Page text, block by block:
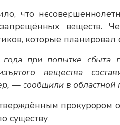
что
запрещённых веществ.
которые планировал
при попытке сбыта
вещества
— сообщили в областной
существу.